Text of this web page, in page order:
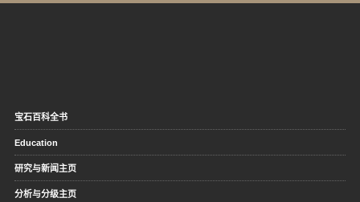
宝石百科全书
Education
研究与新闻主页
分析与分级主页